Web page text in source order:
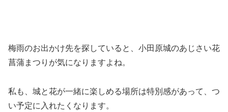
梅雨のお出かけ先を探していると、小田原城のあじさい花
菖蒲まつりが気になりますよね。
私も、城と花が一緒に楽しめる場所は特別感があって、つ
い予定に入れたくなります。